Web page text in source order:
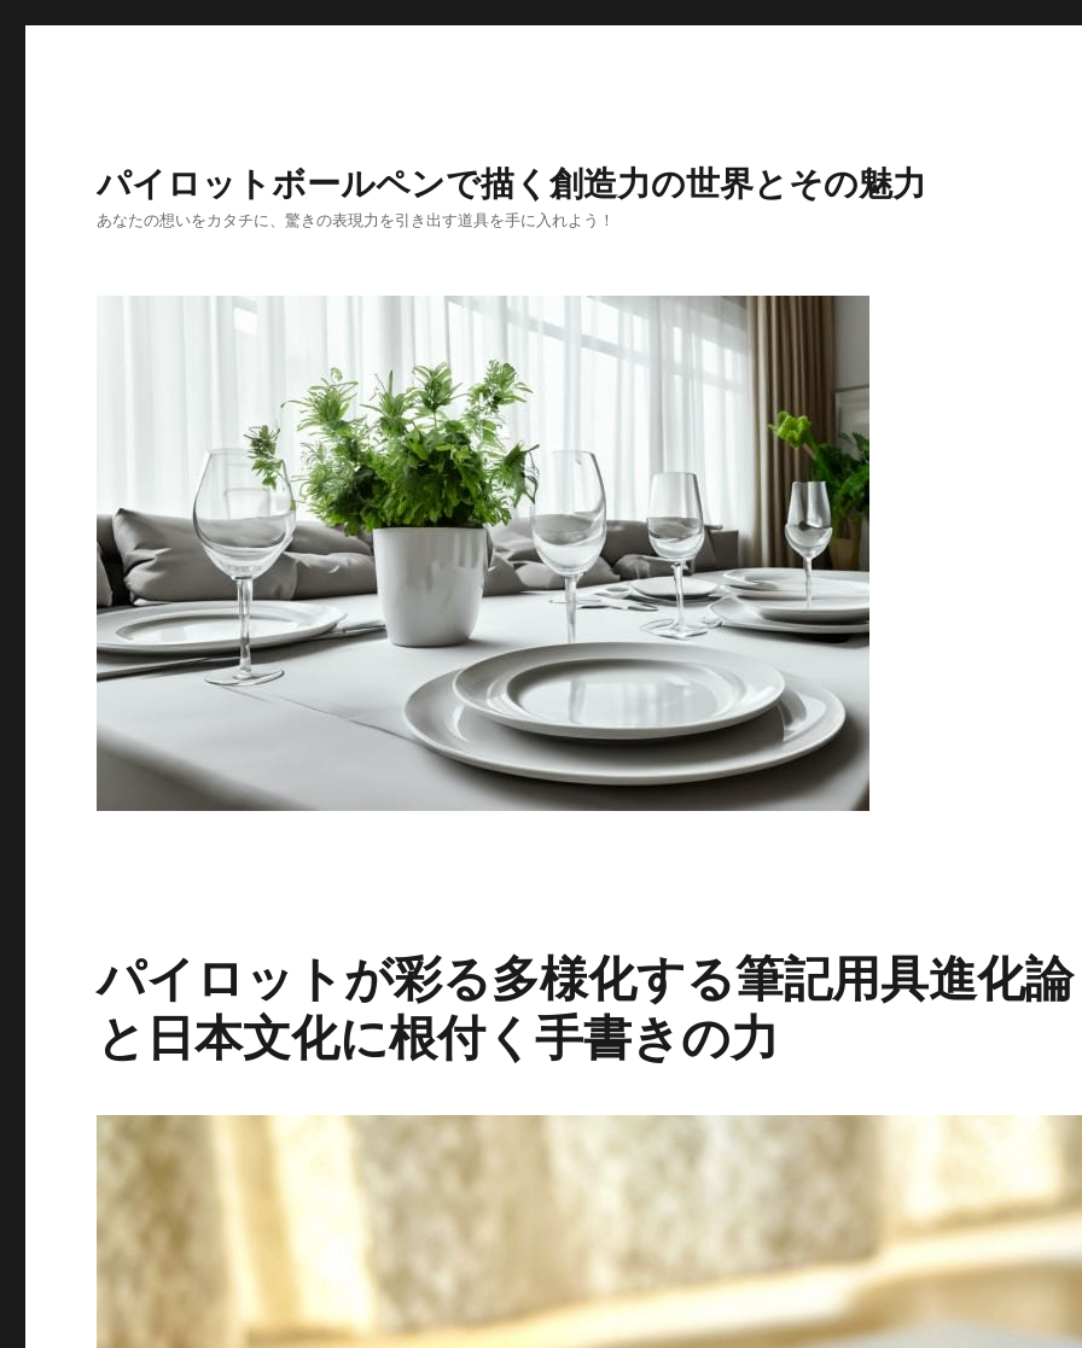
パイロットボールペンで描く創造力の世界とその魅力
あなたの想いをカタチに、驚きの表現力を引き出す道具を手に入れよう！
パイロットが彩る多様化する筆記用具進化論
と日本文化に根付く手書きの力